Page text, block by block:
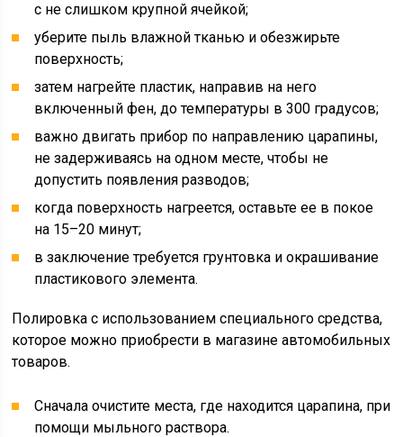
с не слишком крупной ячейкой;
уберите пыль влажной тканью и обезжирьте
поверхность;
затем нагрейте пластик, направив на него
включенный фен, до температуры в 300 градусов;
важно двигать прибор по направлению царапины,
не задерживаясь на одном месте, чтобы не
допустить появления разводов;
когда поверхность нагреется, оставьте ее в покое
на 15–20 минут;
в заключение требуется грунтовка и окрашивание
пластикового элемента.
Полировка с использованием специального средства,
которое можно приобрести в магазине автомобильных
товаров.
Сначала очистите места, где находится царапина, при
помощи мыльного раствора.